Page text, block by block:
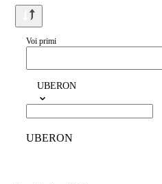
Voi primi
UBERON
UBERON